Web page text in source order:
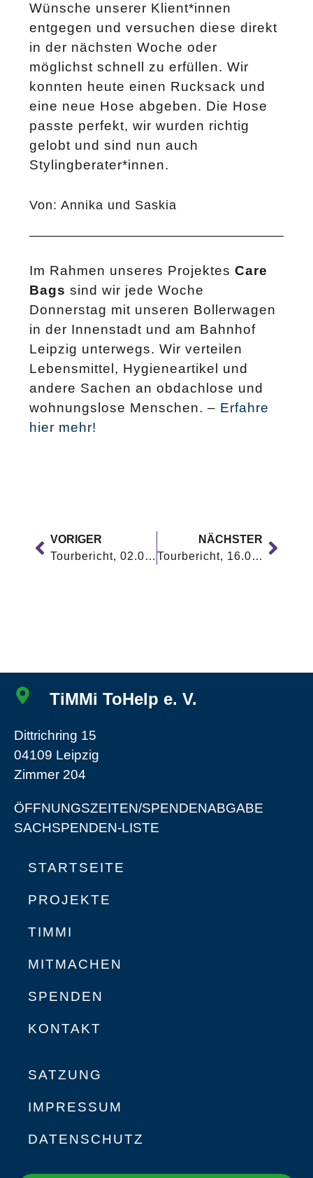
Wünsche unserer Klient*innen
entgegen und versuchen diese direkt
in der nächsten Woche oder
möglichst schnell zu erfüllen. Wir
konnten heute einen Rucksack und
eine neue Hose abgeben. Die Hose
passte perfekt, wir wurden richtig
gelobt und sind nun auch
Stylingberater*innen.
Von: Annika und Saskia
Im Rahmen unseres Projektes Care
Bags sind wir jede Woche
Donnerstag mit unseren Bollerwagen
in der Innenstadt und am Bahnhof
Leipzig unterwegs. Wir verteilen
Lebensmittel, Hygieneartikel und
andere Sachen an obdachlose und
wohnungslose Menschen. – Erfahre
hier mehr!
VORIGER
Tourbericht, 02.07.2020
NÄCHSTER
Tourbericht, 16.07.2020
TiMMi ToHelp e. V.
Dittrichring 15
04109 Leipzig
Zimmer 204
ÖFFNUNGSZEITEN/SPENDENABGABE
SACHSPENDEN-LISTE
STARTSEITE
PROJEKTE
TIMMI
MITMACHEN
SPENDEN
KONTAKT
SATZUNG
IMPRESSUM
DATENSCHUTZ